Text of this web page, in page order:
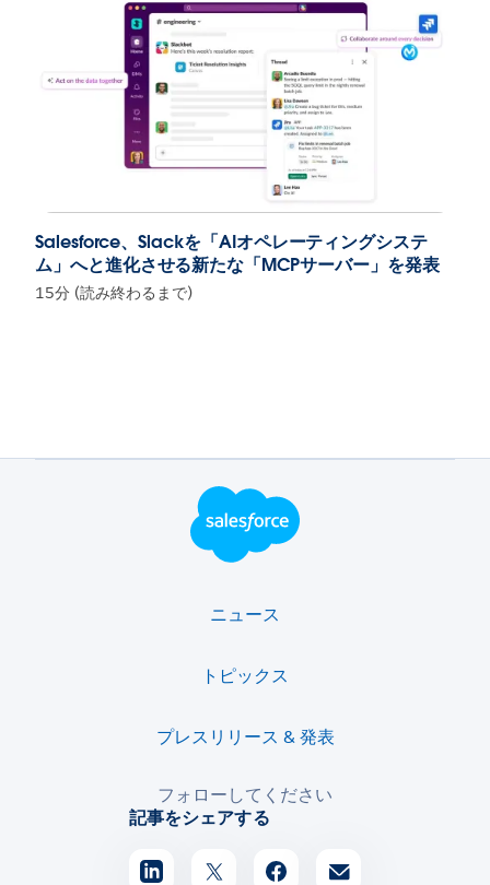
Salesforce、Slackを「AIオペレーティングシステ
ム」へと進化させる新たな「MCPサーバー」を発表
15分 (読み終わるまで)
フッター・ロゴ
ニュース
トピックス
プレスリリース & 発表
フォローしてください
記事をシェアする